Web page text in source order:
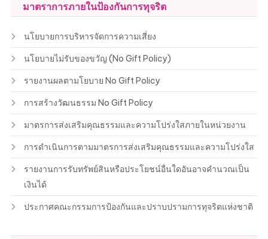
มาตราการภายในป้องกันการทุจริต
นโยบายการบริหารจัดการความเสี่ยง
นโยบายไม่รับของขวัญ (No Gift Policy)
รายงานผลตามโยบาย No Gift Policy
การสร้างวัฒนธรรม No Gift Policy
มาตรการส่งเสริมคุณธรรมและความโปร่งใสภายในหน่วยงาน
การดำเนินการตามมาตรการส่งเสริมคุณธรรมและความโปร่งใส
รายงานการรับทรัพย์สินหรือประโยชน์อื่นใดอันอาจคำนวณเป็น
เงินได้
ประกาศคณะกรรมการป้องกันและปราบปรามการทุจริตแห่งชาติ